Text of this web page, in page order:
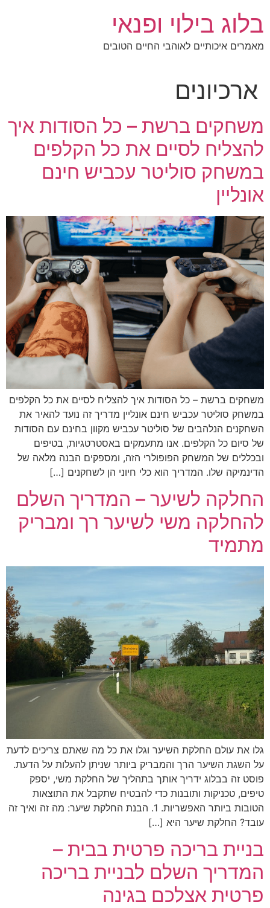
לתוכן
בלוג בילוי ופנאי
מאמרים איכותיים לאוהבי החיים הטובים
ארכיונים
משחקים ברשת – כל הסודות איך
להצליח לסיים את כל הקלפים
במשחק סוליטר עכביש חינם
אונליין
משחקים ברשת – כל הסודות איך להצליח לסיים את כל הקלפים
במשחק סוליטר עכביש חינם אונליין מדריך זה נועד להאיר את
השחקנים הנלהבים של סוליטר עכביש מקוון בחינם עם הסודות
של סיום כל הקלפים. אנו מתעמקים באסטרטגיות, בטיפים
ובכללים של המשחק הפופולרי הזה, ומספקים הבנה מלאה של
הדינמיקה שלו. המדריך הוא כלי חיוני הן לשחקנים […]
החלקה לשיער – המדריך השלם
להחלקה משי לשיער רך ומבריק
מתמיד
גלו את עולם החלקת השיער וגלו את כל מה שאתם צריכים לדעת
על השגת השיער הרך והמבריק ביותר שניתן להעלות על הדעת.
פוסט זה בבלוג ידריך אותך בתהליך של החלקת משי, יספק
טיפים, טכניקות ותובנות כדי להבטיח שתקבל את התוצאות
הטובות ביותר האפשריות. 1. הבנת החלקת שיער: מה זה ואיך זה
עובד? החלקת שיער היא […]
בניית בריכה פרטית בבית –
המדריך השלם לבניית בריכה
פרטית אצלכם בגינה